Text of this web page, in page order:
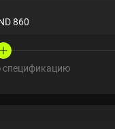
860
спецификацию